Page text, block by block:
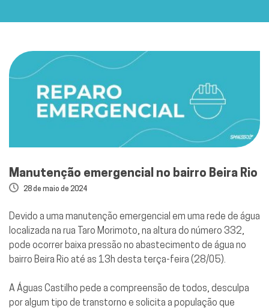
Manutenção emergencial no bairro Beira Rio
28 de maio de 2024
Devido a uma manutenção emergencial em uma rede de água
localizada na rua Taro Morimoto, na altura do número 332,
pode ocorrer baixa pressão no abastecimento de água no
bairro Beira Rio até as 13h desta terça-feira (28/05).
A Águas Castilho pede a compreensão de todos, desculpa
por algum tipo de transtorno e solicita a população que